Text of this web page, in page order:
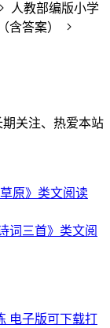
人教部编版小学
含答案）
关注、热爱本站
原》类文阅读
词三首》类文阅